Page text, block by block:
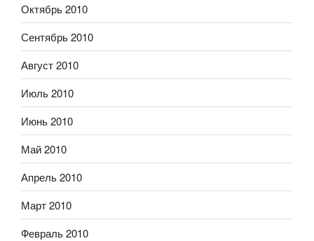
Октябрь 2010
Сентябрь 2010
Август 2010
Июль 2010
Июнь 2010
Май 2010
Апрель 2010
Март 2010
Февраль 2010